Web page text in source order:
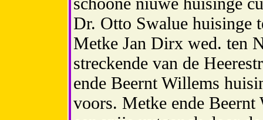
Dr. Otto Swalue huisinge
Metke Jan Dirx wed. ten
streckende van de
ende Beernt Willems
voors. Metke ende Beernt